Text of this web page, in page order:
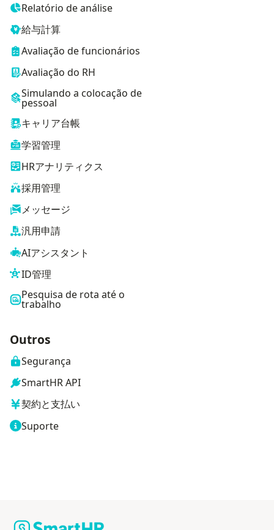
Relatório de análise
給与計算
Avaliação de funcionários
Avaliação do RH
Simulando a colocação de
pessoal
キャリア台帳
学習管理
HRアナリティクス
採用管理
メッセージ
汎用申請
AIアシスタント
ID管理
Pesquisa de rota até o
trabalho
Outros
Segurança
SmartHR API
契約と支払い
Suporte